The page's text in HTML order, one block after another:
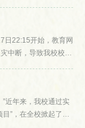
22:15开始，教育网
中断，导致我校校园
年来，我校通过实
”，在全校掀起了学